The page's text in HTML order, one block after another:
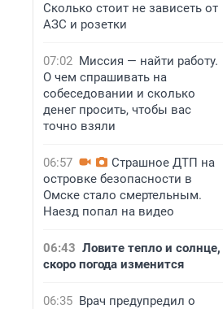
Сколько стоит не зависеть от
АЗС и розетки
07:02 Миссия — найти работу.
О чем спрашивать на
собеседовании и сколько
денег просить, чтобы вас
точно взяли
06:57
Страшное ДТП на
островке безопасности в
Омске стало смертельным.
Наезд попал на видео
06:43 Ловите тепло и солнце,
скоро погода изменится
06:35 Врач предупредил о